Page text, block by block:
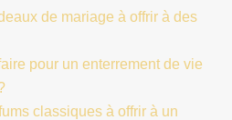
de mariage à offrir à des
pour un enterrement de vie
classiques à offrir à un